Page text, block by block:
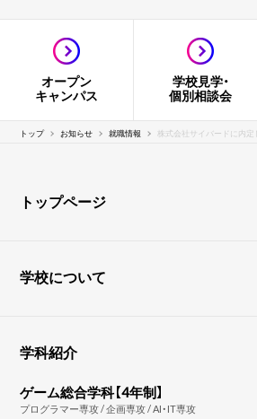
オープン
キャンパス
学校見学・
個別相談会
トップ お知らせ 就職情報 株式会社サイバードに内
トップページ
学校について
学科紹介
ゲーム総合学科【4年制】
プログラマー専攻 / 企画専攻 / AI・IT専攻